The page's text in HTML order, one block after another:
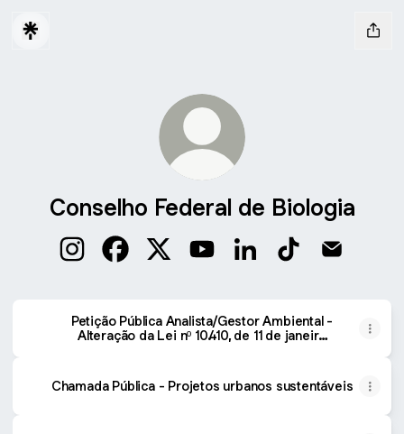
Conselho Federal de Biologia
Petição Pública Analista/Gestor Ambiental -
Alteração da Lei nº 10.410, de 11 de janeiro
Chamada Pública - Projetos urbanos sustentáveis